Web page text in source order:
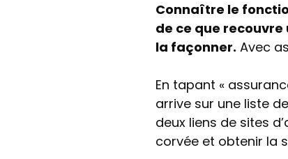
Connaître le
de ce que recouvre
la façonner. Avec
En tapant «
arrive sur une liste
deux liens de sites
corvée et obtenir la